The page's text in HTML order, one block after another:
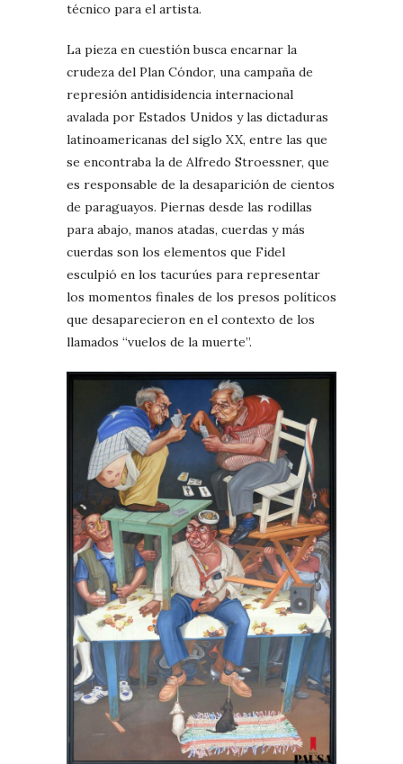
técnico para el artista.
La pieza en cuestión busca encarnar la
crudeza del Plan Cóndor, una campaña de
represión antidisidencia internacional
avalada por Estados Unidos y las dictaduras
latinoamericanas del siglo XX, entre las que
se encontraba la de Alfredo Stroessner, que
es responsable de la desaparición de cientos
de paraguayos. Piernas desde las rodillas
para abajo, manos atadas, cuerdas y más
cuerdas son los elementos que Fidel
esculpió en los tacurúes para representar
los momentos finales de los presos políticos
que desaparecieron en el contexto de los
llamados “vuelos de la muerte”.